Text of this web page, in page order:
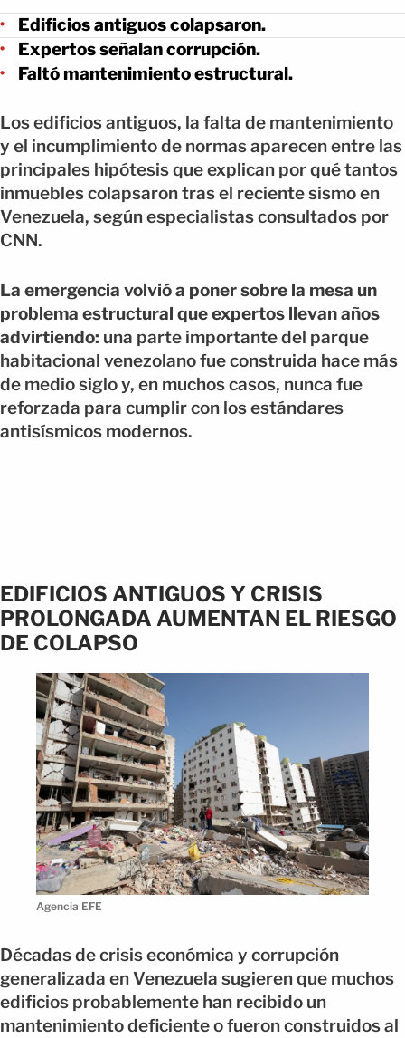
Edificios antiguos colapsaron.
Expertos señalan corrupción.
Faltó mantenimiento estructural.
Los edificios antiguos, la falta de mantenimiento
y el incumplimiento de normas aparecen entre las
principales hipótesis que explican por qué tantos
inmuebles colapsaron tras el reciente sismo en
Venezuela, según especialistas consultados por
CNN.
La emergencia volvió a poner sobre la mesa un
problema estructural que expertos llevan años
advirtiendo: una parte importante del parque
habitacional venezolano fue construida hace más
de medio siglo y, en muchos casos, nunca fue
reforzada para cumplir con los estándares
antisísmicos modernos.
EDIFICIOS ANTIGUOS Y CRISIS
PROLONGADA AUMENTAN EL RIESGO
DE COLAPSO
Agencia EFE
Décadas de crisis económica y corrupción
generalizada en Venezuela sugieren que muchos
edificios probablemente han recibido un
mantenimiento deficiente o fueron construidos al